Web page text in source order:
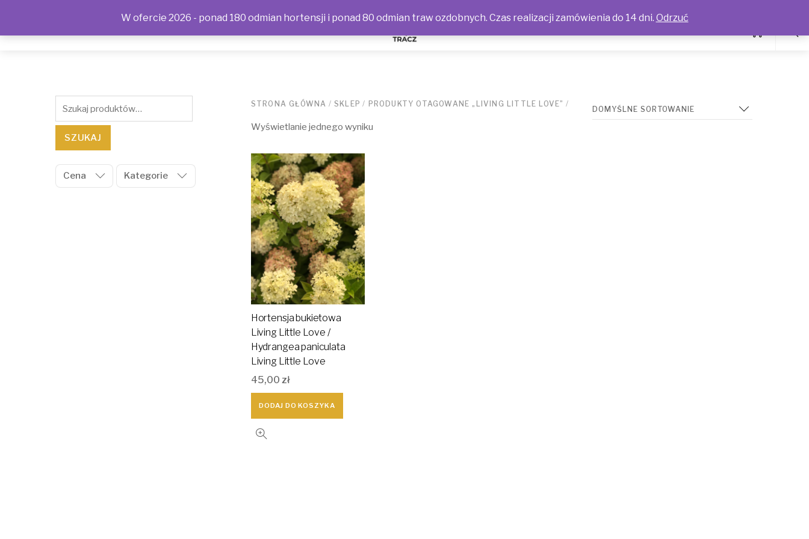
STRONA GŁÓWNA /SKLEP / PRODUKTY OTAGOWANE „LIVING LITTLE LOVE” /
Wyświetlanie jednego wyniku
Hortensja bukietowa
Living Little Love /
Hydrangea paniculata
Living Little Love
45,00 zł
DODAJ DO KOSZYKA
Szukaj:
SZUKAJ
Cena Kategorie
W ofercie 2026 - ponad 180 odmian hortensji i ponad 80 odmian traw ozdobnych. Czas realizacji zamówienia do 14 dni. Odrzuć